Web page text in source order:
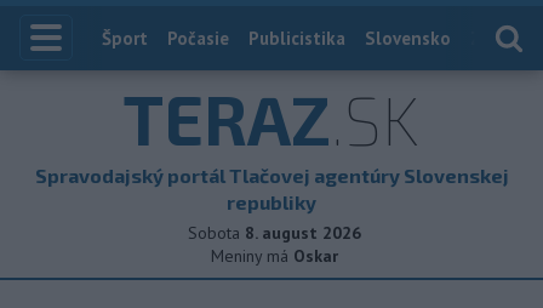
Index
Šport Počasie Publicistika Slovensko
TERAZ.SK
Spravodajský portál Tlačovej agentúry Slovenskej
republiky
Sobota 8. august 2026
Meniny má Oskar